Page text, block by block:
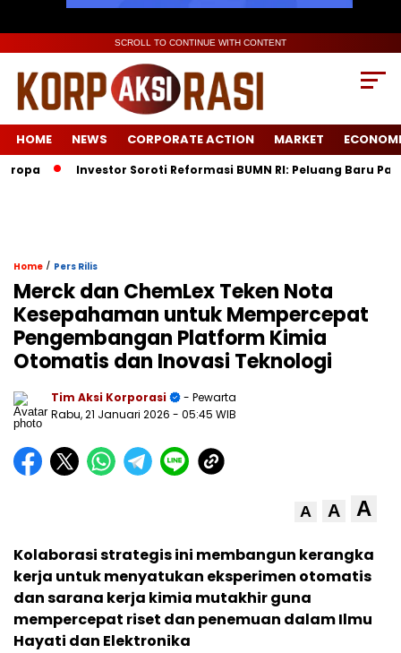
SCROLL TO CONTINUE WITH CONTENT
HOME NEWS CORPORATE ACTION MARKET
Investor Soroti Reformasi BUMN RI: Peluang Baru Pasca
Home / Pers Rilis
Merck dan ChemLex Teken Nota
Kesepahaman untuk Mempercepat
Pengembangan Platform Kimia
Otomatis dan Inovasi Teknologi
Tim Aksi Korporasi
- Pewarta
Rabu, 21 Januari 2026 - 05:45 WIB
A A A
Kolaborasi strategis ini membangun kerangka
kerja untuk menyatukan eksperimen otomatis
dan sarana kerja kimia mutakhir guna
mempercepat riset dan penemuan dalam Ilmu
Hayati dan Elektronika